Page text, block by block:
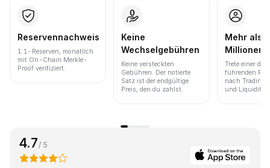
Reservennachweis
1:1-Reserven, monatlich
mit On-Chain Merkle-
Proof verifiziert.
Keine
Wechselgebühren
Keine versteckten
Gebühren. Der notierte
Satz ist der endgültige
Preis, den du zahlst.
Mehr als
Millionen
Trete einer der
führenden
nach Trading-
und Liquidität
4.7 / 5